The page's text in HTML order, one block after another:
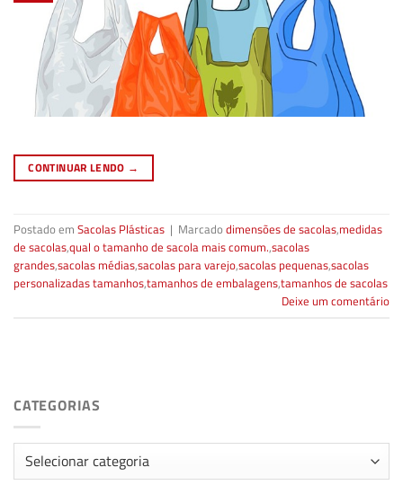
CONTINUAR LENDO →
Postado em Sacolas Plásticas | Marcadodimensões de sacolas,medidas
de sacolas,qual o tamanho de sacola mais comum.,sacolas
grandes,sacolas médias,sacolas para varejo,sacolas pequenas,sacolas
personalizadas tamanhos,tamanhos de embalagens,tamanhos de sacolas
Deixe um comentário
CATEGORIAS
Categorias